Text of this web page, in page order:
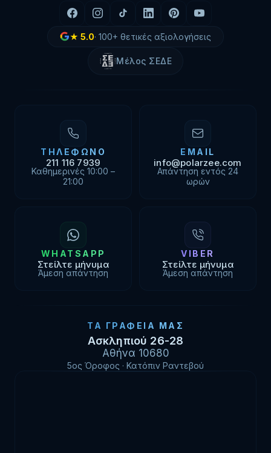
★ 5.0· 100+ θετικές αξιολογήσεις
Μέλος ΣΕΔΕ
ΤΗΛΈΦΩΝΟ
211 116 7939
Καθημερινές 10:00 –
21:00
EMAIL
info@polarzee.com
Απάντηση εντός 24
ωρών
WHATSAPP
Στείλτε μήνυμα
Άμεση απάντηση
VIBER
Στείλτε μήνυμα
Άμεση απάντηση
ΤΑ ΓΡΑΦΕΊΑ ΜΑΣ
Ασκληπιού 26-28
Αθήνα 10680
5ος Όροφος · Κατόπιν Ραντεβού